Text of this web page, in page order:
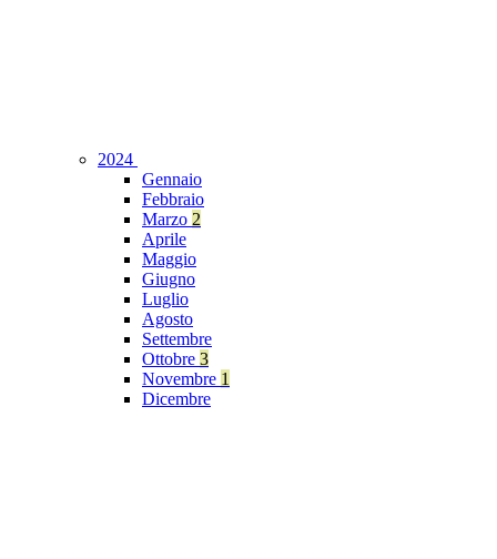
2024
Gennaio
Febbraio
Marzo 2
Aprile
Maggio
Giugno
Luglio
Agosto
Settembre
Ottobre 3
Novembre 1
Dicembre